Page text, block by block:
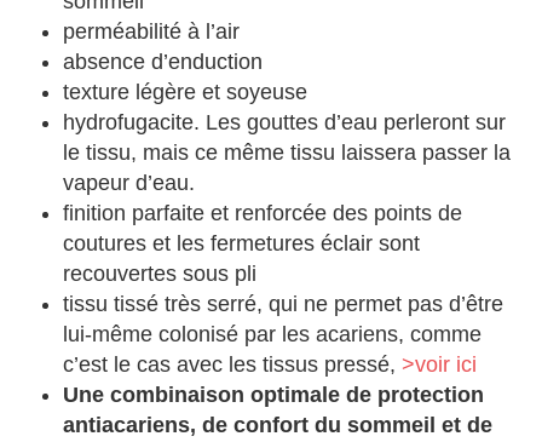
perméabilité à l’air
absence d’enduction
texture légère et soyeuse
hydrofugacite. Les gouttes d’eau perleront sur
le tissu, mais ce même tissu laissera passer la
vapeur d’eau.
finition parfaite et renforcée des points de
coutures et les fermetures éclair sont
recouvertes sous pli
tissu tissé très serré, qui ne permet pas d’être
lui-même colonisé par les acariens, comme
c’est le cas avec les tissus pressé, >voir ici
Une combinaison optimale de protection
antiacariens, de confort du sommeil et de